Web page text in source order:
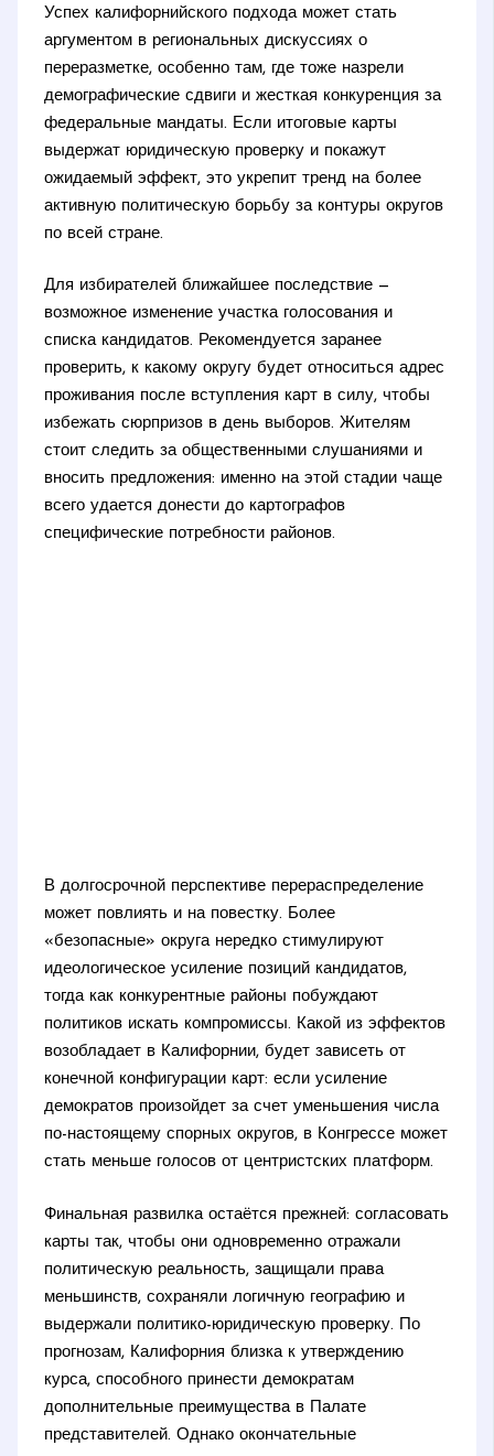
Успех калифорнийского подхода может стать
аргументом в региональных дискуссиях о
переразметке, особенно там, где тоже назрели
демографические сдвиги и жесткая конкуренция за
федеральные мандаты. Если итоговые карты
выдержат юридическую проверку и покажут
ожидаемый эффект, это укрепит тренд на более
активную политическую борьбу за контуры округов
по всей стране.
Для избирателей ближайшее последствие —
возможное изменение участка голосования и
списка кандидатов. Рекомендуется заранее
проверить, к какому округу будет относиться адрес
проживания после вступления карт в силу, чтобы
избежать сюрпризов в день выборов. Жителям
стоит следить за общественными слушаниями и
вносить предложения: именно на этой стадии чаще
всего удается донести до картографов
специфические потребности районов.
В долгосрочной перспективе перераспределение
может повлиять и на повестку. Более
«безопасные» округа нередко стимулируют
идеологическое усиление позиций кандидатов,
тогда как конкурентные районы побуждают
политиков искать компромиссы. Какой из эффектов
возобладает в Калифорнии, будет зависеть от
конечной конфигурации карт: если усиление
демократов произойдет за счет уменьшения числа
по-настоящему спорных округов, в Конгрессе может
стать меньше голосов от центристских платформ.
Финальная развилка остаётся прежней: согласовать
карты так, чтобы они одновременно отражали
политическую реальность, защищали права
меньшинств, сохраняли логичную географию и
выдержали политико-юридическую проверку. По
прогнозам, Калифорния близка к утверждению
курса, способного принести демократам
дополнительные преимущества в Палате
представителей. Однако окончательные